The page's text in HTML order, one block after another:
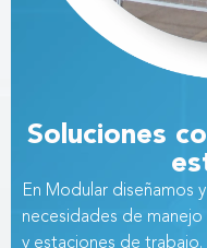
Soluciones
En Modular diseñamos
necesidades de manejo
y estaciones de trabajo.